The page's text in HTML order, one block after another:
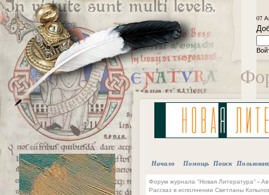
07
Начало Помощь Поиск
Форум журнала "Новая Литература"-
Рассказ в исполнении Светланы